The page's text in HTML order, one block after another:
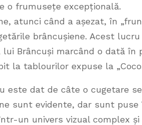
o frumusețe excepțională.
atunci când a așezat, în
brâncușiene. Acest
Brâncuși marcând o dată în
la tablourilor expuse la
dat de câte o cugetare
sunt evidente, dar sunt
un univers vizual complex și